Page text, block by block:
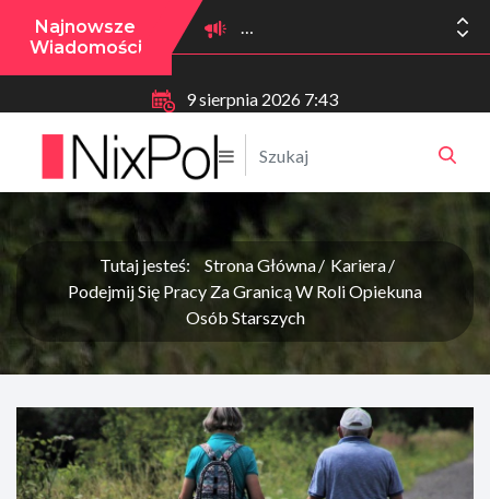
Najnowsze
Wiadomości
9 sierpnia 2026 7:43
Tutaj jesteś: Strona Główna
Kariera
Podejmij Się Pracy Za Granicą W Roli Opiekuna
Osób Starszych